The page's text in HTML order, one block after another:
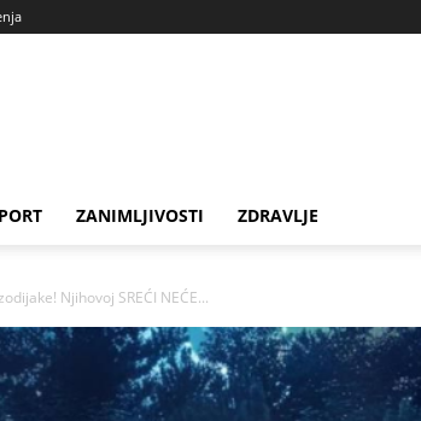
ZANIMLJIVOSTI ZDRAVLJE
Njihovoj SREĆI NEĆE...